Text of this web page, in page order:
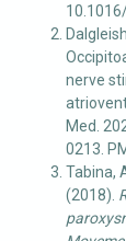
nerve
Med.
0213.
Tabina,
(2018).